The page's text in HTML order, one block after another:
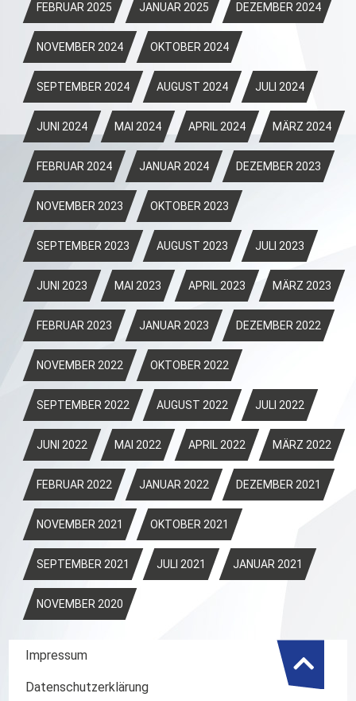
FEBRUAR 2025 JANUAR 2025 DEZEMBER 2024
NOVEMBER 2024 OKTOBER 2024
SEPTEMBER 2024 AUGUST 2024 JULI 2024
JUNI 2024 MAI 2024 APRIL 2024 MÄRZ 2024
FEBRUAR 2024 JANUAR 2024 DEZEMBER 2023
NOVEMBER 2023 OKTOBER 2023
SEPTEMBER 2023 AUGUST 2023 JULI 2023
JUNI 2023 MAI 2023 APRIL 2023 MÄRZ 2023
FEBRUAR 2023 JANUAR 2023 DEZEMBER 2022
NOVEMBER 2022 OKTOBER 2022
SEPTEMBER 2022 AUGUST 2022 JULI 2022
JUNI 2022 MAI 2022 APRIL 2022 MÄRZ 2022
FEBRUAR 2022 JANUAR 2022 DEZEMBER 2021
NOVEMBER 2021 OKTOBER 2021
SEPTEMBER 2021 JULI 2021 JANUAR 2021
NOVEMBER 2020
Impressum
Datenschutzerklärung